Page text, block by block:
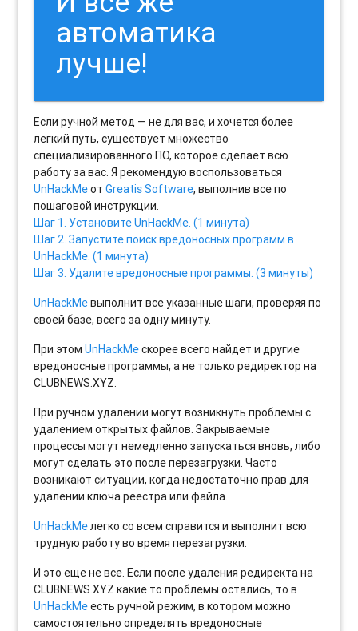
автоматика
лучше!
Если ручной метод — не для вас, и хочется более
легкий путь, существует множество
специализированного ПО, которое сделает всю
работу за вас. Я рекомендую воспользоваться
UnHackMeотGreatis Software, выполнив все по
пошаговой инструкции.
Шаг 1. Установите UnHackMe. (1 минута)
Шаг 2. Запустите поиск вредоносных программ в
UnHackMe. (1 минута)
Шаг 3. Удалите вредоносные программы. (3 минуты)
UnHackMeвыполнит все указанные шаги, проверяя по
своей базе, всего за одну минуту.
При этомUnHackMeскорее всего найдет и другие
вредоносные программы, а не только редиректор на
CLUBNEWS.XYZ.
При ручном удалении могут возникнуть проблемы с
удалением открытых файлов. Закрываемые
процессы могут немедленно запускаться вновь, либо
могут сделать это после перезагрузки. Часто
возникают ситуации, когда недостаточно прав для
удалении ключа реестра или файла.
UnHackMeлегко со всем справится и выполнит всю
трудную работу во время перезагрузки.
И это еще не все. Если после удаления редиректа на
CLUBNEWS.XYZ какие то проблемы остались, то в
UnHackMeесть ручной режим, в котором можно
самостоятельно определять вредоносные